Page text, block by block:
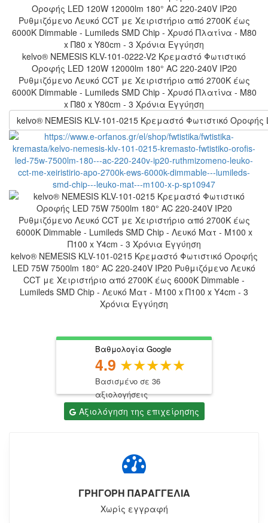
kelvo® NEMESIS KLV-101-0222-V2 Κρεμαστό Φωτιστικό
Οροφής LED 120W 12000lm 180° AC 220-240V IP20
Ρυθμιζόμενο Λευκό CCT με Χειριστήριο από 2700K έως
6000K Dimmable - Lumileds SMD Chip - Χρυσό Πλατίνα - Μ80
x Π80 x Υ80cm - 3 Χρόνια Εγγύηση
kelvo® NEMESIS KLV-101-0215 Κρεμαστό Φωτιστικό
kelvo® NEMESIS KLV-101-0215 Κρεμαστό Φωτιστικό Οροφής
LED 75W 7500lm 180° AC 220-240V IP20 Ρυθμιζόμενο Λευκό
CCT με Χειριστήριο από 2700K έως 6000K Dimmable -
Lumileds SMD Chip - Λευκό Ματ - Μ100 x Π100 x Υ4cm - 3
Χρόνια Εγγύηση
Βαθμολογία Google
4.9
Βασισμένο σε 36
αξιολογήσεις
Αξιολόγηση της επιχείρησης
ΓΡΗΓΟΡΗ ΠΑΡΑΓΓΕΛΙΑ
Χωρίς εγγραφή